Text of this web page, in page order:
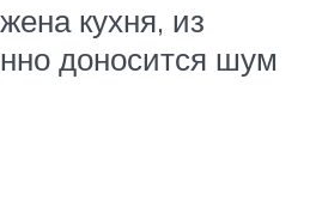
кухня, из
доносится шум